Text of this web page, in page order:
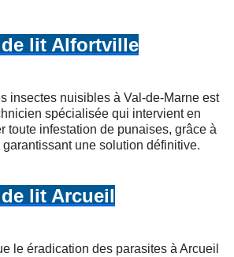
lit Alfortville
insectes nuisibles à Val-de-Marne est
spécialisée qui intervient en
toute infestation de punaises, grâce à
une solution définitive.
lit Arcueil
le éradication des parasites à Arcueil